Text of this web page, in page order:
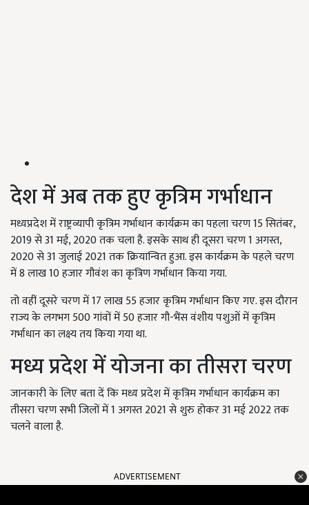
देश में अब तक हुए कृत्रिम गर्भाधान
मध्यप्रदेश में राष्ट्रव्यापी कृत्रिम गर्भाधान कार्यक्रम का पहला चरण 15 सितंबर,
2019 से 31 मई, 2020 तक चला है. इसके साथ ही दूसरा चरण 1 अगस्त,
2020 से 31 जुलाई 2021 तक क्रियान्वित हुआ. इस कार्यक्रम के पहले चरण
में 8 लाख 10 हजार गौवंश का कृत्रिण गर्भाधान किया गया.
तो वहीं दूसरे चरण में 17 लाख 55 हजार कृत्रिम गर्भाधान किए गए. इस दौरान
राज्य के लगभग 500 गांवों में 50 हजार गौ-भैंस वंशीय पशुओं में कृत्रिम
गर्भाधान का लक्ष्य तय किया गया था.
मध्य प्रदेश में योजना का तीसरा चरण
जानकारी के लिए बता दें कि मध्य प्रदेश में कृत्रिम गर्भाधान कार्यक्रम का
तीसरा चरण सभी जिलों में 1 अगस्त 2021 से शुरु होकर 31 मई 2022 तक
चलने वाला है.
ADVERTISEMENT